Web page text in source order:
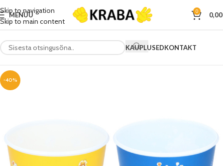
Skip to navigation
Skip to main content
MENÜÜ 0
KAUPLUSEDKONTAKT
-40%